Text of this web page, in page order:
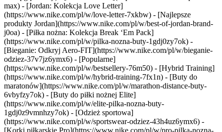
max) - [Jordan: Kolekcja Love Letter]
(https://www.nike.com/pl/w/love-letter-7xkbw) - [Najlepsze
produkty Jordan](https://www.nike.com/pl/w/best-of-jordan-brand-
j0oa) - [Piłka nożna: Kolekcja Break ‘Em Pack]
(https://www.nike.com/pl/w/pilka-nozna-buty-1gdj0zy7ok) -
[Bieganie: Odkryj Aero-FIT](https://www.nike.com/pl/w/bieganie-
odziez-37v7jz6ymx6) - [Popularne]
(https://www.nike.com/pl/w/bestsellery-76m50) - [Hybrid Training]
(https://www.nike.com/pl/w/hybrid-training-7fx1n) - [Buty do
maratonów](https://www.nike.com/pl/w/marathon-distance-buty-
6vbyfzy7ok) - [Buty do piłki nożnej Elite]
(https://www.nike.com/pl/w/elite-pilka-nozna-buty-
1gdj0z9vmnhzy7ok) - [Odzież sportowa]
(https://www.nike.com/pl/w/sportswear-odziez-43h4uz6ymx6) -
[Korki piłkarskie Pro](https://www.nike.com/pl/w/pro-pilka-nozna-